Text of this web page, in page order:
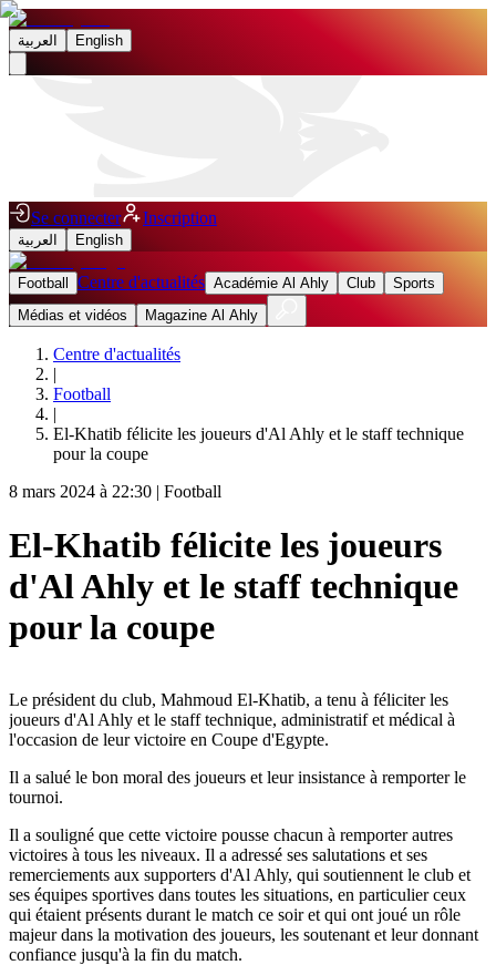
العربية English
Se connecter Inscription
العربية English
Football Centre d'actualités Académie Al Ahly Club
Sports
Médias et vidéos
Magazine Al Ahly
Centre d'actualités
|
Football
|
El-Khatib félicite les joueurs d'Al Ahly et le staff technique
pour la coupe
8 mars 2024 à 22:30 | Football
El-Khatib félicite les joueurs
d'Al Ahly et le staff technique
pour la coupe
Le président du club, Mahmoud El-Khatib, a tenu à féliciter les
joueurs d'Al Ahly et le staff technique, administratif et médical à
l'occasion de leur victoire en Coupe d'Egypte.
Il a salué le bon moral des joueurs et leur insistance à remporter le
tournoi.
Il a souligné que cette victoire pousse chacun à remporter autres
victoires à tous les niveaux. Il a adressé ses salutations et ses
remerciements aux supporters d'Al Ahly, qui soutiennent le club et
ses équipes sportives dans toutes les situations, en particulier ceux
qui étaient présents durant le match ce soir et qui ont joué un rôle
majeur dans la motivation des joueurs, les soutenant et leur donnant
confiance jusqu'à la fin du match.